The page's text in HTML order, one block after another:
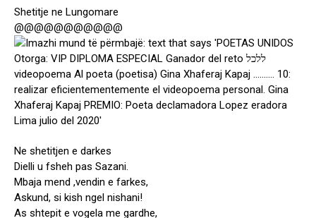
Shetitje ne Lungomare
@@@@@@@@@@@
Ne shetitjen e darkes
Dielli u fsheh pas Sazani.
Mbaja mend ,vendin e farkes,
Askund, si kish ngel nishani!
As shtepit e vogela me gardhe,